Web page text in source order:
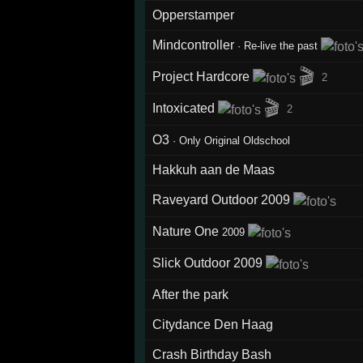
Opperstamper
Mindcontroller · Re-live the past
Project Hardcore 🎬 2
Intoxicated 🎬 2
O3 ·Only Original Oldschool
Hakkuh aan de Maas
Raveyard Outdoor 2009
Nature One 2009
Slick Outdoor 2009
After the park
Citydance Den Haag
Crash Birthday Bash